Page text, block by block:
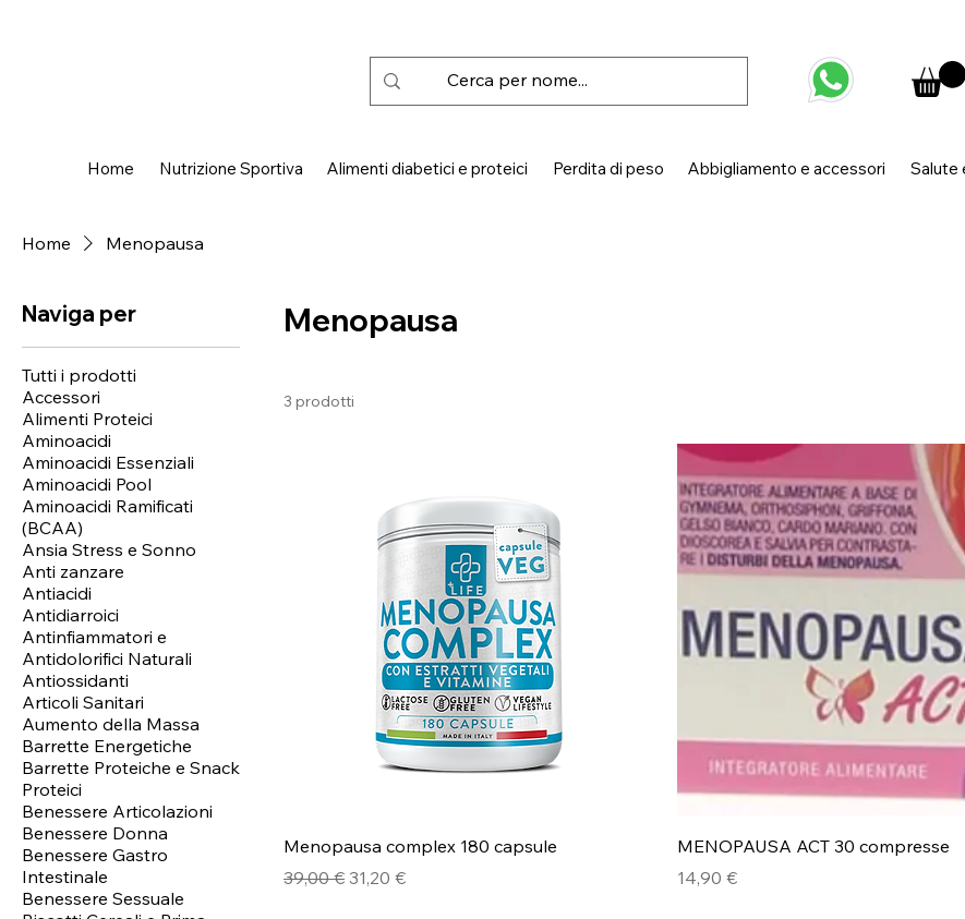
Home Nutrizione Sportiva Alimenti diabetici e proteici Perdita di peso Abbigliamento e accessori Salute
Home Menopausa
Naviga per
Tutti i prodotti
Accessori
Alimenti Proteici
Aminoacidi
Aminoacidi Essenziali
Aminoacidi Pool
Aminoacidi Ramificati
(BCAA)
Ansia Stress e Sonno
Anti zanzare
Antiacidi
Antidiarroici
Antinfiammatori e
Antidolorifici Naturali
Antiossidanti
Articoli Sanitari
Aumento della Massa
Barrette Energetiche
Barrette Proteiche e Snack
Proteici
Benessere Articolazioni
Benessere Donna
Benessere Gastro
Intestinale
Benessere Sessuale
Menopausa
3 prodotti
Menopausa complex 180 capsule
Prezzo regolare
39,00 € Prezzo scontato
31,20 €
MENOPAUSA ACT 30 compresse
Prezzo
14,90 €